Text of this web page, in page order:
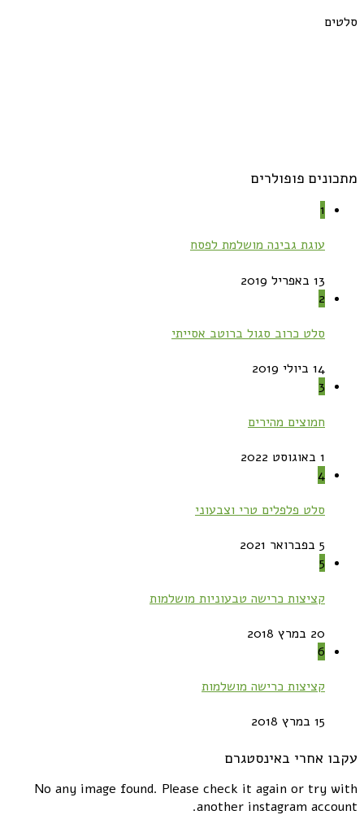
סלטים
מתכונים פופולרים
1
עוגת גבינה מושלמת לפסח
13 באפריל 2019
2
סלט כרוב סגול ברוטב אסייתי
14 ביולי 2019
3
חמוצים מהירים
1 באוגוסט 2022
4
סלט פלפלים טרי וצבעוני
5 בפברואר 2021
5
קציצות כרישה טבעוניות מושלמות
20 במרץ 2018
6
קציצות כרישה מושלמות
15 במרץ 2018
עקבו אחרי באינסטגרם
No any image found. Please check it again or try with
another instagram account.